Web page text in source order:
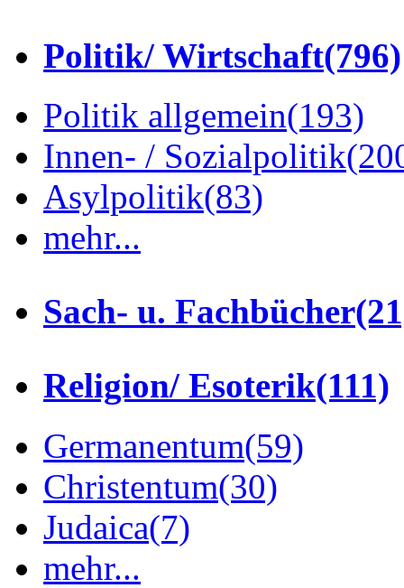
Politik/ Wirtschaft(796)
Politik allgemein(193)
Innen- / Sozialpolitik
Asylpolitik(83)
mehr...
Sach- u. Fachbücher
Religion/ Esoterik(111)
Germanentum(59)
Christentum(30)
Judaica(7)
mehr...